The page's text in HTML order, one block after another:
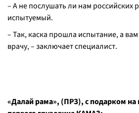
– А не послушать ли нам российских
испытуемый.
– Так, каска прошла испытание, а
врачу, – заключает специалист.
«Далай рама», (ПРЗ), с подарком на